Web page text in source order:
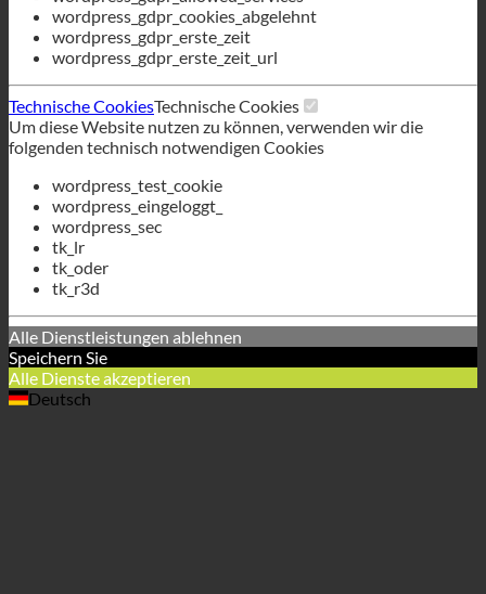
wordpress_test_cookie
wordpress_eingeloggt_
wordpress_sec
tk_lr
tk_oder
tk_r3d
Alle Dienstleistungen ablehnen
Speichern Sie
Alle Dienste akzeptieren
Deutsch